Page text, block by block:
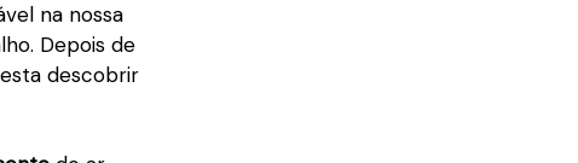
na nossa
Depois de
descobrir